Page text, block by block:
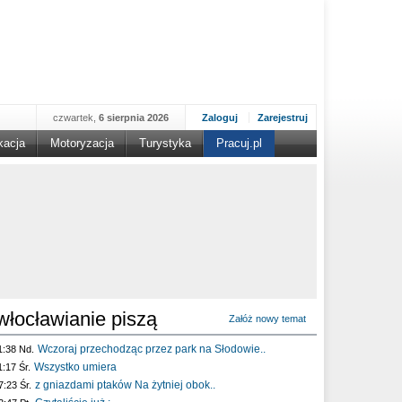
Zaloguj Zarejestruj
czwartek, 6 sierpnia 2026
Motoryzacja Turystyka Pracuj.pl
piszą Załóż nowy temat
Nd. Wczoraj przechodząc przez park na Słodowie..
Śr. Wszystko umiera
Śr. z gniazdami ptaków Na żytniej obok..